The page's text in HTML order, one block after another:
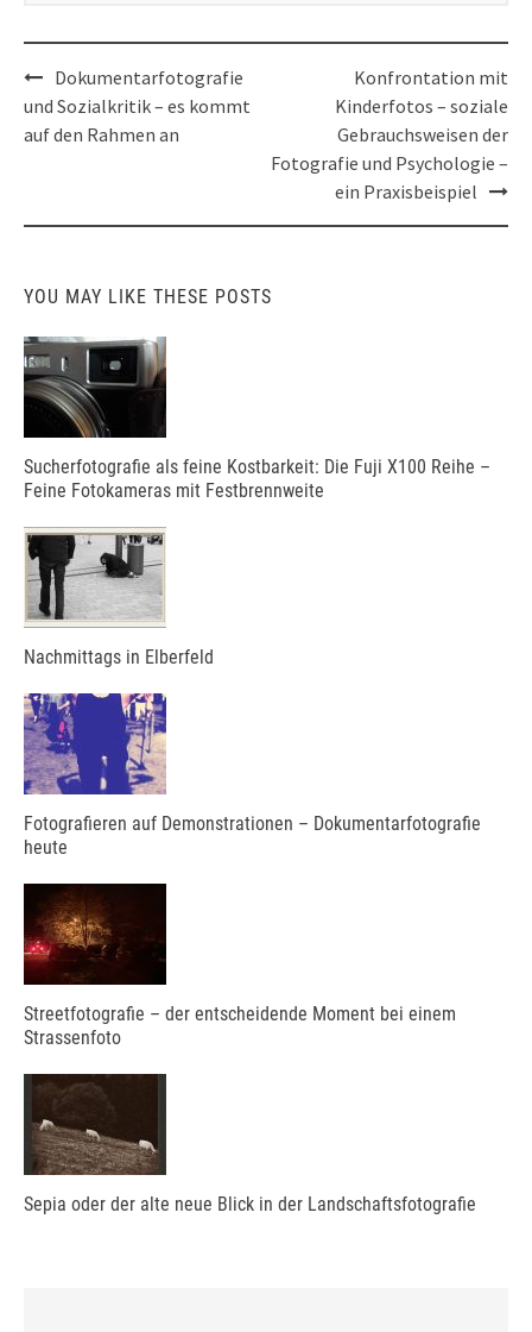
Post
navigation
Dokumentarfotografie
und Sozialkritik – es kommt
auf den Rahmen an
Konfrontation mit
Kinderfotos – soziale
Gebrauchsweisen der
Fotografie und Psychologie –
ein Praxisbeispiel
YOU MAY LIKE THESE POSTS
Sucherfotografie als feine Kostbarkeit: Die Fuji X100 Reihe –
Feine Fotokameras mit Festbrennweite
Nachmittags in Elberfeld
Fotografieren auf Demonstrationen – Dokumentarfotografie
heute
Streetfotografie – der entscheidende Moment bei einem
Strassenfoto
Sepia oder der alte neue Blick in der Landschaftsfotografie